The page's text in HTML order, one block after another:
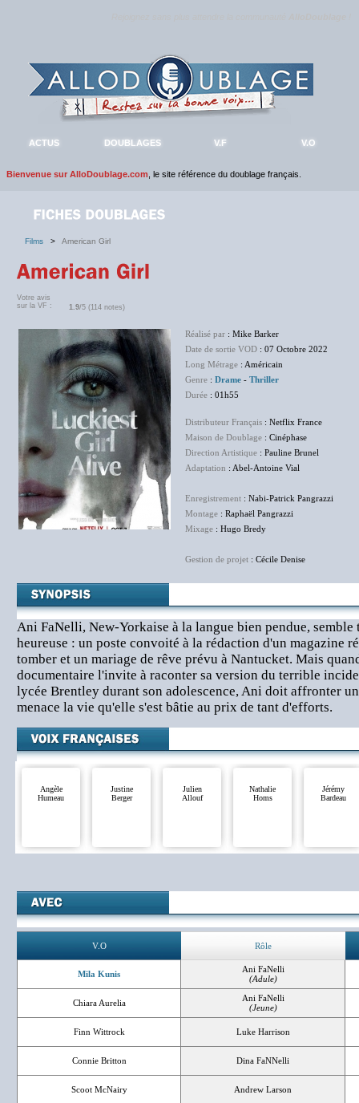
ACTUS DOUBLAGES V.F V.O
Bienvenue sur AlloDoublage.com , le site référence du doublage français.
Films > American Girl
Votre avis
sur la VF :
1.9/5 (114 notes)
Réalisé par : Mike Barker
Date de sortie VOD : 07 Octobre 2022
Long Métrage : Américain
Genre : Drame - Thriller
Durée : 01h55
Distributeur Français : Netflix France
Maison de Doublage : Cinéphase
Direction Artistique : Pauline Brunel
Adaptation : Abel-Antoine Vial
Enregistrement : Nabi-Patrick Pangrazzi
Montage : Raphaël Pangrazzi
Mixage : Hugo Bredy
Gestion de projet : Cécile Denise
Ani FaNelli, New-Yorkaise à la langue bien pendue,
heureuse : un poste convoité à la rédaction d'un magazine
tomber et un mariage de rêve prévu à Nantucket. Mais
documentaire l'invite à raconter sa version du terrible
lycée Brentley durant son adolescence, Ani doit affronter
menace la vie qu'elle s'est bâtie au prix de tant d'efforts.
Angèle
Humeau
Justine
Berger
Julien
Allouf
Nathalie
Homs
Jérémy
Bardeau
V.O Rôle
Mila Kunis
Ani FaNelli
(Adule)
Chiara Aurelia
Ani FaNelli
(Jeune)
Finn Wittrock Luke Harrison
Connie Britton Dina FaNNelli
Scoot McNairy Andrew Larson